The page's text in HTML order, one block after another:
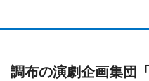
調布の演劇企画集団